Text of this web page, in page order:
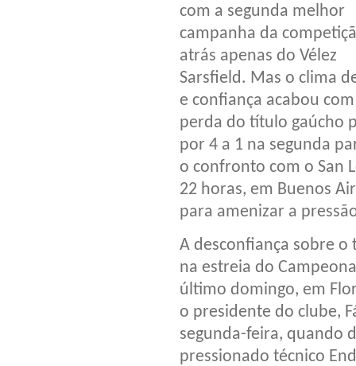
com a segunda melhor
campanha da
atrás apenas do Vélez
Sarsfield. Mas o clima
e confiança acabou
perda do título gaúcho
por 4 a 1 na segunda
o confronto com o San
22 horas, em Buenos
para amenizar a
A desconfiança sobre
na estreia do
último domingo, em
o presidente do clube,
segunda-feira, quando
pressionado técnico